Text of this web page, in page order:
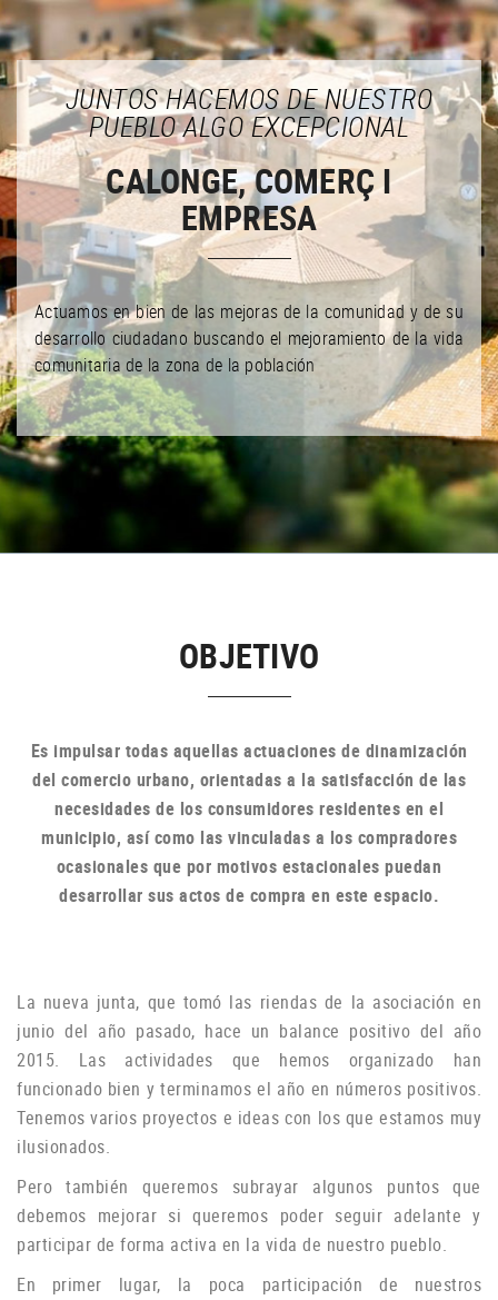
JUNTOS HACEMOS DE NUESTRO
PUEBLO ALGO EXCEPCIONAL
CALONGE, COMERÇ I
EMPRESA
Actuamos en bien de las mejoras de la comunidad y de su
desarrollo ciudadano buscando el mejoramiento de la vida
comunitaria de la zona de la población
OBJETIVO
Es impulsar todas aquellas actuaciones de dinamización
del comercio urbano, orientadas a la satisfacción de las
necesidades de los consumidores residentes en el
municipio, así como las vinculadas a los compradores
ocasionales que por motivos estacionales puedan
desarrollar sus actos de compra en este espacio.
La nueva junta, que tomó las riendas de la asociación en
junio del año pasado, hace un balance positivo del año
2015. Las actividades que hemos organizado han
funcionado bien y terminamos el año en números positivos.
Tenemos varios proyectos e ideas con los que estamos muy
ilusionados.
Pero también queremos subrayar algunos puntos que
debemos mejorar si queremos poder seguir adelante y
participar de forma activa en la vida de nuestro pueblo.
En primer lugar, la poca participación de nuestros